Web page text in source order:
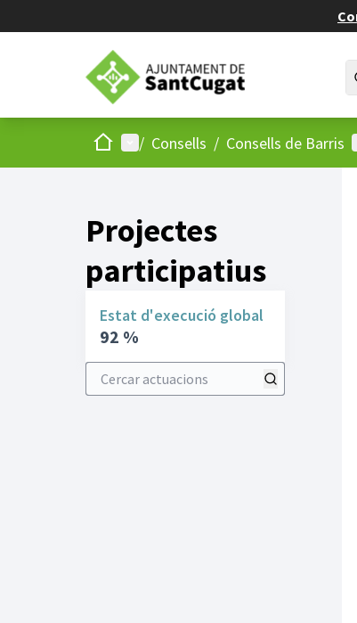
Inici Menú principal
/ Consells / Consells de Barris
Projectes
participatius
Estat d'execució global
92 %
Cercar actuacions